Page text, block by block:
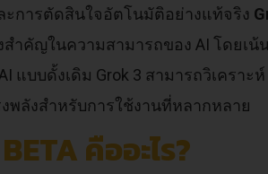
ะการตัดสินใจอัตโนมัติอย่างแท้จริง
สำคัญในความสามารถของ AI โดยเน้
แบบดั้งเดิม Grok 3 สามารถวิเคร
งพลังสำหรับการใช้งานที่หลากหลาย
คืออะไร?